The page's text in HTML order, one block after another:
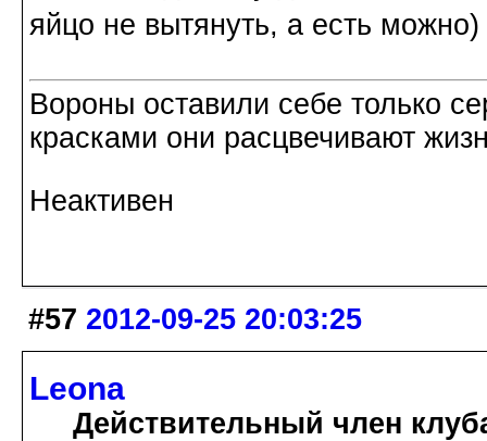
яйцо не вытянуть, а есть можно)
Вороны оставили себе только
красками они расцвечивают
Неактивен
#57 2012-09-25 20:03:25
Leona
Действительный член